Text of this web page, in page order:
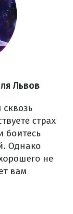
Львов
страх
боитесь
Однако
не
вам